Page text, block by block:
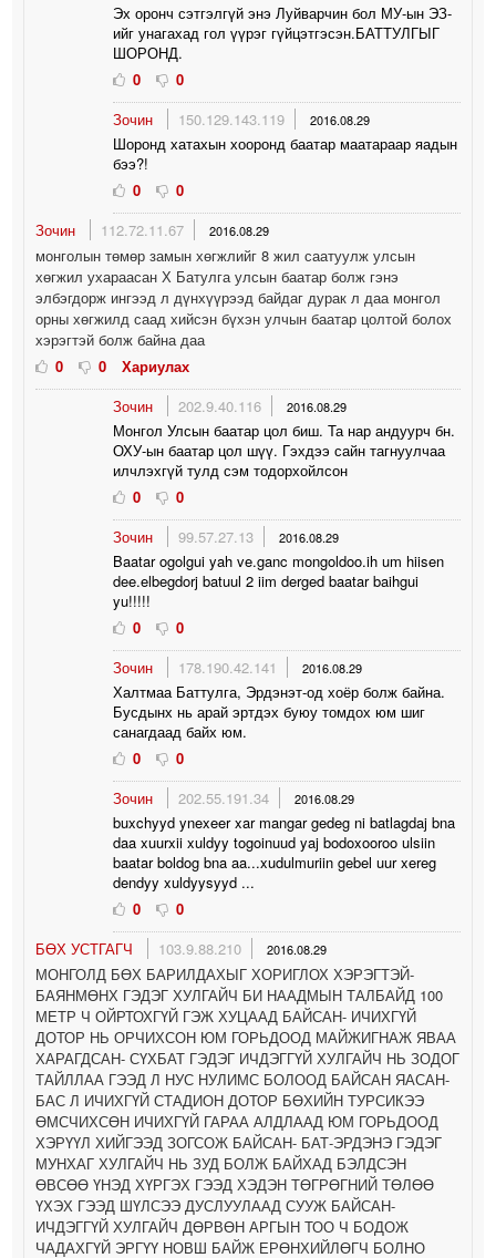
Эх оронч сэтгэлгүй энэ Луйварчин бол МУ-ын ЭЗ-
ийг унагахад гол үүрэг гүйцэтгэсэн.БАТТУЛГЫГ
ШОРОНД.
0
0
Зочин
150.129.143.119 2016.08.29
Шоронд хатахын хооронд баатар маатараар яадын
бээ?!
0
0
Зочин
112.72.11.67 2016.08.29
монголын төмөр замын хөгжлийг 8 жил саатуулж улсын
хөгжил ухараасан Х Батулга улсын баатар болж гэнэ
элбэгдорж ингээд л дүнхүүрээд байдаг дурак л даа монгол
орны хөгжилд саад хийсэн бүхэн улчын баатар цолтой болох
хэрэгтэй болж байна даа
0
0
Хариулах
Зочин
202.9.40.116 2016.08.29
Монгол Улсын баатар цол биш. Та нар андуурч бн.
ОХУ-ын баатар цол шүү. Гэхдээ сайн тагнуулчаа
илчлэхгүй тулд сэм тодорхойлсон
0
0
Зочин
99.57.27.13 2016.08.29
Baatar ogolgui yah ve.ganc mongoldoo.ih um hiisen
dee.elbegdorj batuul 2 iim derged baatar baihgui
yu!!!!!
0
0
Зочин
178.190.42.141 2016.08.29
Халтмаа Баттулга, Эрдэнэт-од хоёр болж байна.
Бусдынх нь арай эртдэх буюу томдох юм шиг
санагдаад байх юм.
0
0
Зочин
202.55.191.34 2016.08.29
buxchyyd ynexeer xar mangar gedeg ni batlagdaj bna
daa xuurxii xuldyy togoinuud yaj bodoxooroo ulsiin
baatar boldog bna aa...xudulmuriin gebel uur xereg
dendyy xuldyysyyd ...
0
0
БӨХ УСТГАГЧ
103.9.88.210 2016.08.29
МОНГОЛД БӨХ БАРИЛДАХЫГ ХОРИГЛОХ ХЭРЭГТЭЙ-
БАЯНМӨНХ ГЭДЭГ ХУЛГАЙЧ БИ НААДМЫН ТАЛБАЙД 100
МЕТР Ч ОЙРТОХГҮЙ ГЭЖ ХУЦААД БАЙСАН- ИЧИХГҮЙ
ДОТОР НЬ ОРЧИХСОН ЮМ ГОРЬДООД МАЙЖИГНАЖ ЯВАА
ХАРАГДСАН- СҮХБАТ ГЭДЭГ ИЧДЭГГҮЙ ХУЛГАЙЧ НЬ ЗОДОГ
ТАЙЛЛАА ГЭЭД Л НУС НУЛИМС БОЛООД БАЙСАН ЯАСАН-
БАС Л ИЧИХГҮЙ СТАДИОН ДОТОР БӨХИЙН ТУРСИКЭЭ
ӨМСЧИХСӨН ИЧИХГҮЙ ГАРАА АЛДЛААД ЮМ ГОРЬДООД
ХЭРҮҮЛ ХИЙГЭЭД ЗОГСОЖ БАЙСАН- БАТ-ЭРДЭНЭ ГЭДЭГ
МУНХАГ ХУЛГАЙЧ НЬ ЗУД БОЛЖ БАЙХАД БЭЛДСЭН
ӨВСӨӨ ҮНЭД ХҮРГЭХ ГЭЭД ХЭДЭН ТӨГРӨГНИЙ ТӨЛӨӨ
ҮХЭХ ГЭЭД ШҮЛСЭЭ ДУСЛУУЛААД СУУЖ БАЙСАН-
ИЧДЭГГҮЙ ХУЛГАЙЧ ДӨРВӨН АРГЫН ТОО Ч БОДОЖ
ЧАДАХГҮЙ ЭРГҮҮ НОВШ БАЙЖ ЕРӨНХИЙЛӨГЧ БОЛНО